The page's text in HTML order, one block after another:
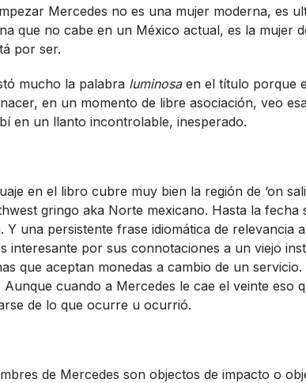
Mercedes no es una mujer moderna, es
que no cabe en un México actual, es la mujer
por ser.
mucho la palabra luminosaen el tí­tulo porque
en un momento de libre asociación, veo
en un llanto incontrolable, inesperado.
en el libro cubre muy bien la región de ‘on
gringo aka Norte mexicano. Hasta la fecha
Y una persistente frase idiomática de relevancia
interesante por sus connotaciones a un viejo
que aceptan monedas a cambio de un
Aunque cuando a Mercedes le cae el veinte eso
de lo que ocurre u ocurrió.
de Mercedes son objectos de impacto o